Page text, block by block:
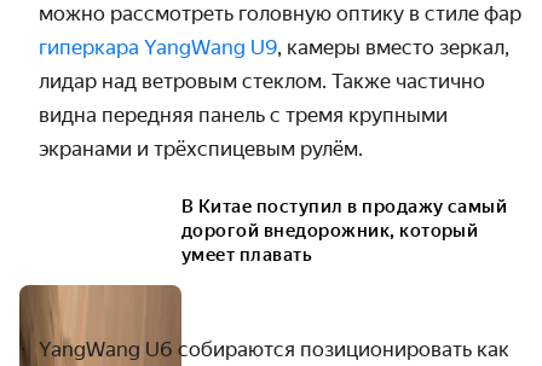
можно рассмотреть головную оптику в стиле фар
гиперкара YangWang U9, камеры вместо зеркал,
лидар над ветровым стеклом. Также частично
видна передняя панель с тремя крупными
экранами и трёхспицевым рулём.
В Китае поступил в продажу самый
дорогой внедорожник, который
умеет плавать
YangWang U6 собираются позиционировать как